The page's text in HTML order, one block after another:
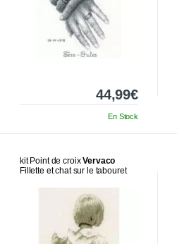
44,99€
En Stock
kit Point de croixVervaco
Fillette et chat sur le tabouret